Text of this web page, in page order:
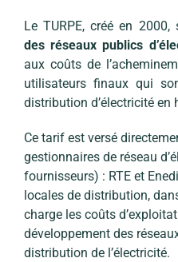
Le TURPE, créé en 2000,
des réseaux publics
aux coûts de
utilisateurs finaux qui
distribution d’électricité en
Ce tarif est versé
gestionnaires de réseau
fournisseurs) : RTE et
locales de distribution,
charge les coûts
développement des
distribution de l’électricité.